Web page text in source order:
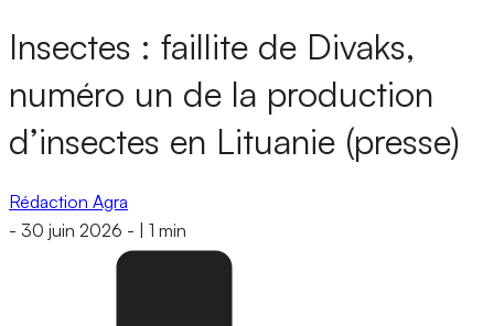
Insectes : faillite de Divaks,
numéro un de la production
d’insectes en Lituanie (presse)
Rédaction Agra
- 30 juin 2026 - 1 min